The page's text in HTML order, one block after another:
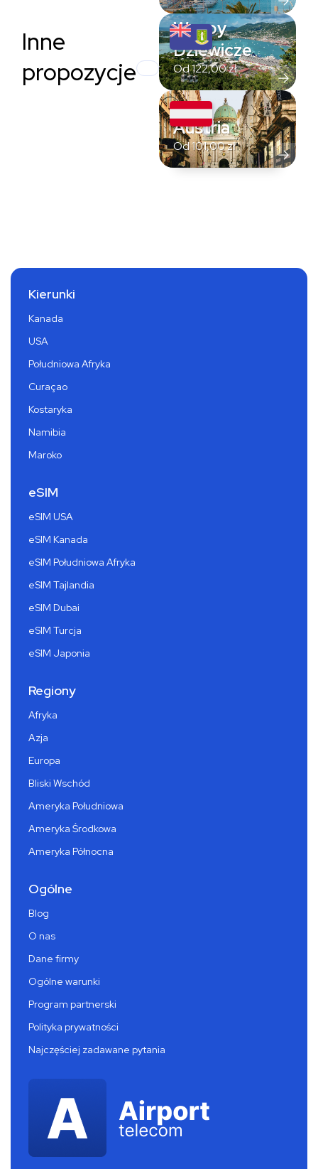
Inne
propozycje
Wyspy
Dziewicze
Od122,00zł
Austria
Od101,00zł
Kierunki
Kanada
USA
Południowa Afryka
Curaçao
Kostaryka
Namibia
Maroko
eSIM
eSIM USA
eSIM Kanada
eSIM Południowa Afryka
eSIM Tajlandia
eSIM Dubai
eSIM Turcja
eSIM Japonia
Regiony
Afryka
Azja
Europa
Bliski Wschód
Ameryka Południowa
Ameryka Środkowa
Ameryka Północna
Ogólne
Blog
O nas
Dane firmy
Ogólne warunki
Program partnerski
Polityka prywatności
Najczęściej zadawane pytania